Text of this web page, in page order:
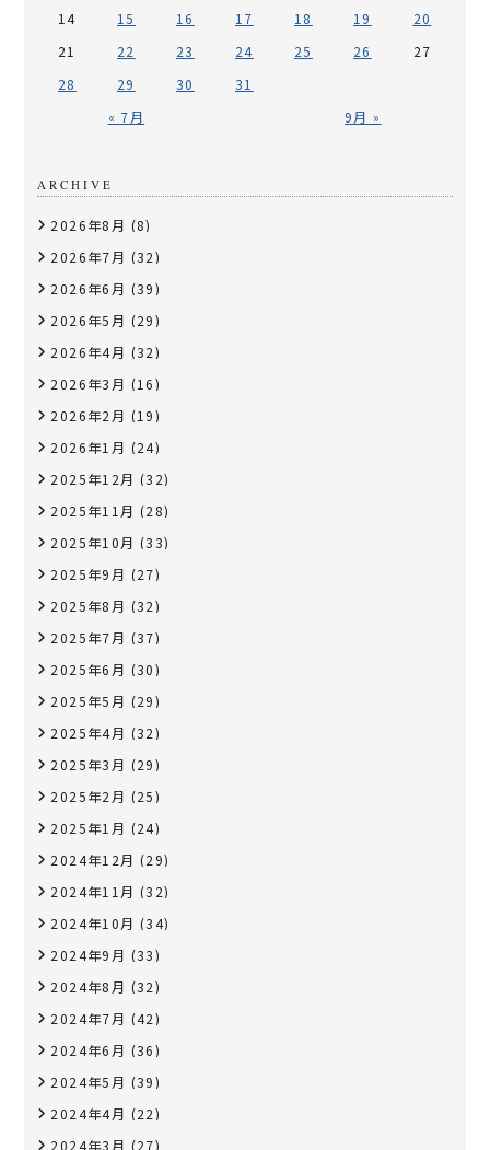
« 7月 9月 »
14
15 16 17 18 19
20
21
22 23 24 25 26
27
28
29 30 31
ARCHIVE
2026年8月 (8)
2026年7月 (32)
2026年6月 (39)
2026年5月 (29)
2026年4月 (32)
2026年3月 (16)
2026年2月 (19)
2026年1月 (24)
2025年12月 (32)
2025年11月 (28)
2025年10月 (33)
2025年9月 (27)
2025年8月 (32)
2025年7月 (37)
2025年6月 (30)
2025年5月 (29)
2025年4月 (32)
2025年3月 (29)
2025年2月 (25)
2025年1月 (24)
2024年12月 (29)
2024年11月 (32)
2024年10月 (34)
2024年9月 (33)
2024年8月 (32)
2024年7月 (42)
2024年6月 (36)
2024年5月 (39)
2024年4月 (22)
2024年3月 (27)